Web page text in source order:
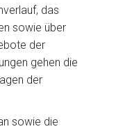
das
sowie über
der
gehen die
der
sowie die